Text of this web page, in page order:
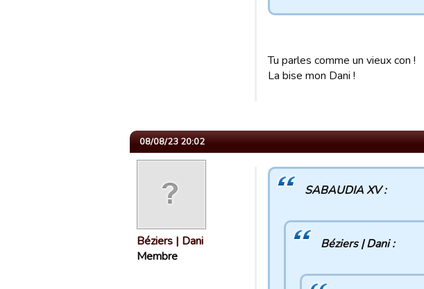
Tu parles comme un vieux con !
La bise mon Dani !
08/08/23 20:02
Béziers | Dani
Membre
SABAUDIA XV :
Béziers | Dani :